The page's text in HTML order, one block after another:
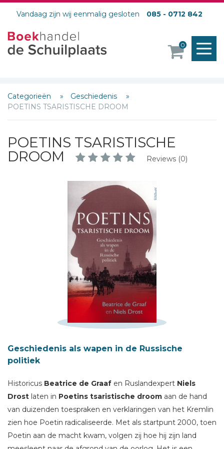
Vandaag zijn wij eenmalig gesloten 085 - 0712 842
0
Categorieën
Geschiedenis
POETINS TSARISTISCHE DROOM
POETINS TSARISTISCHE
DROOM
Reviews (0)
Geschiedenis als wapen in de Russische
politiek
Historicus Beatrice de Graaf en Ruslandexpert Niels
Drost laten in Poetins tsaristische droom aan de hand
van duizenden toespraken en verklaringen van het Kremlin
zien hoe Poetin radicaliseerde. Met als startpunt 2000, toen
Poetin aan de macht kwam, volgen zij hoe hij zijn land
Schrijf hieronder je review!
E-mail *
Titel *
Bericht *